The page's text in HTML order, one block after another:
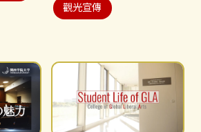
觀光宣傳